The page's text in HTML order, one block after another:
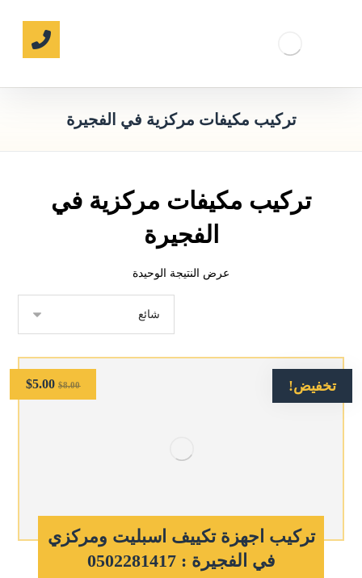
تركيب مكيفات مركزية في الفجيرة
تركيب مكيفات مركزية في
الفجيرة
عرض النتيجة الوحيدة
تخفيض!
تركيب اجهزة تكييف اسبليت ومركزي
في الفجيرة : 0502281417
$8.00
$5.00